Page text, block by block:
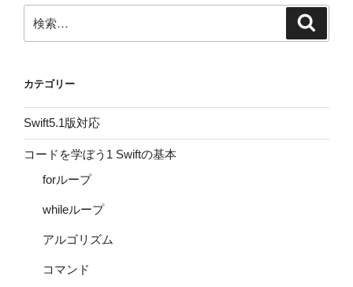
索:
カテゴリー
Swift5.1版対応
コードを学ぼう1 Swiftの基本
forループ
whileループ
アルゴリズム
コマンド